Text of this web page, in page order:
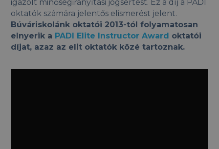
igazolt minőségirányítási jogsértést. Ez a díj a PADI
oktatók számára jelentős elismerést jelent.
Búváriskolánk oktatói 2013-tól folyamatosan
elnyerik a PADI Elite Instructor Award oktatói
díjat, azaz az elit oktatók közé tartoznak.